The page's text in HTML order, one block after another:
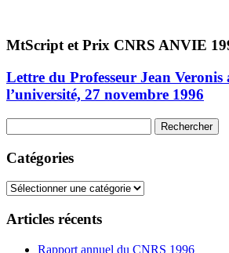
MtScript et Prix CNRS ANVIE
Lettre du Professeur Jean
l’université, 27 novembre 1996
Catégories
Catégories
Articles récents
Rapport annuel du CNRS 1996